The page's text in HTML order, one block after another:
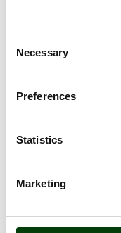
Selection
Necessary
Preferences
Statistics
Marketing
revisionsberättelse
and the auditor’s
a. fastställande av
of the income
consolidated income
b. dispositioner
results in accordance